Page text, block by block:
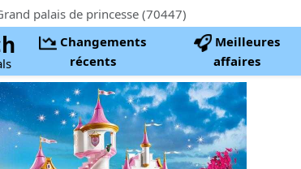
palais de princesse (70447)
Changements
récents
Meilleures
affaires